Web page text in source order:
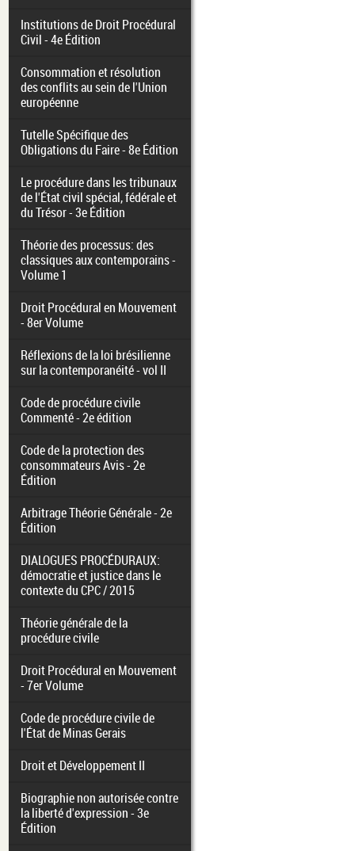
Institutions de Droit Procédural
Civil - 4e Édition
Consommation et résolution
des conflits au sein de l'Union
européenne
Tutelle Spécifique des
Obligations du Faire - 8e Édition
Le procédure dans les tribunaux
de l'État civil spécial, fédérale et
du Trésor - 3e Édition
Théorie des processus: des
classiques aux contemporains -
Volume 1
Droit Procédural en Mouvement
- 8er Volume
Réflexions de la loi brésilienne
sur la contemporanéité - vol II
Code de procédure civile
Commenté - 2e édition
Code de la protection des
consommateurs Avis - 2e
Édition
Arbitrage Théorie Générale - 2e
Édition
DIALOGUES PROCÉDURAUX:
démocratie et justice dans le
contexte du CPC / 2015
Théorie générale de la
procédure civile
Droit Procédural en Mouvement
- 7er Volume
Code de procédure civile de
l'État de Minas Gerais
Droit et Développement II
Biographie non autorisée contre
la liberté d'expression - 3e
Édition